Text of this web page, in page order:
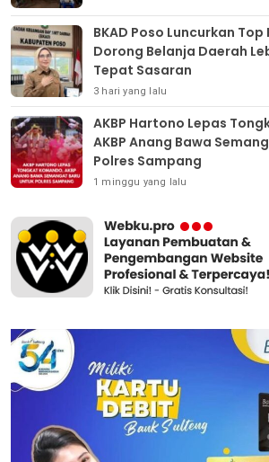
BKAD Poso Luncurkan
Dorong Belanja Daerah
Tepat Sasaran
3 hari yang lalu
AKBP Hartono Lepas
AKBP Anang Bawa
Polres Sampang
1 minggu yang lalu